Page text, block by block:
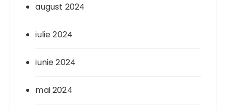
august 2024
iulie 2024
iunie 2024
mai 2024